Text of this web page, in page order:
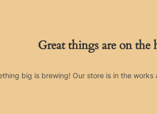
Great things are on the
big is brewing! Our store is in the works